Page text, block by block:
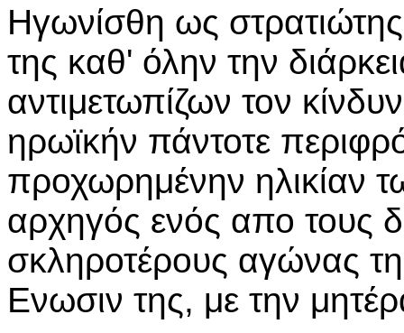
Ηγωνίσθη ως στρατιώτης
της καθ' όλην την
αντιμετωπίζων τον
ηρωϊκήν πάντοτε
προχωρημένην ηλικίαν
αρχηγός ενός απο τους
σκληροτέρους αγώνας
Ενωσιν της, με την